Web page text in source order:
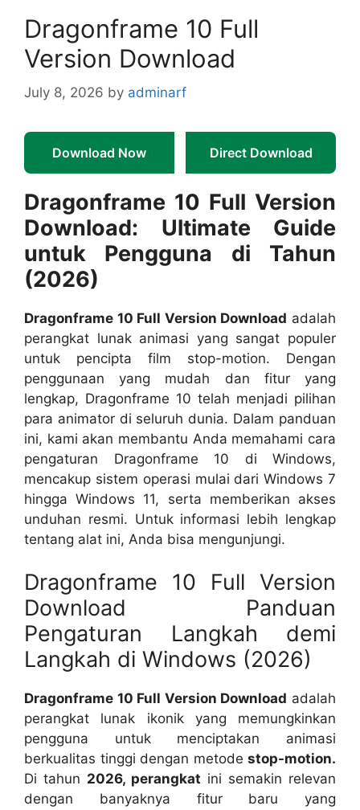
Dragonframe 10 Full
Version Download
July 8, 2026 by adminarf
Download Now Direct Download
Dragonframe 10 Full Version
Download: Ultimate Guide
untuk Pengguna di Tahun
(2026)
Dragonframe 10 Full Version Download adalah
perangkat lunak animasi yang sangat populer
untuk pencipta film stop-motion. Dengan
penggunaan yang mudah dan fitur yang
lengkap, Dragonframe 10 telah menjadi pilihan
para animator di seluruh dunia. Dalam panduan
ini, kami akan membantu Anda memahami cara
pengaturan Dragonframe 10 di Windows,
mencakup sistem operasi mulai dari Windows 7
hingga Windows 11, serta memberikan akses
unduhan resmi. Untuk informasi lebih lengkap
tentang alat ini, Anda bisa mengunjungi.
Dragonframe 10 Full Version
Download Panduan
Pengaturan Langkah demi
Langkah di Windows (2026)
Dragonframe 10 Full Version Download adalah
perangkat lunak ikonik yang memungkinkan
pengguna untuk menciptakan animasi
berkualitas tinggi dengan metode stop-motion.
Di tahun 2026, perangkat ini semakin relevan
dengan banyaknya fitur baru yang